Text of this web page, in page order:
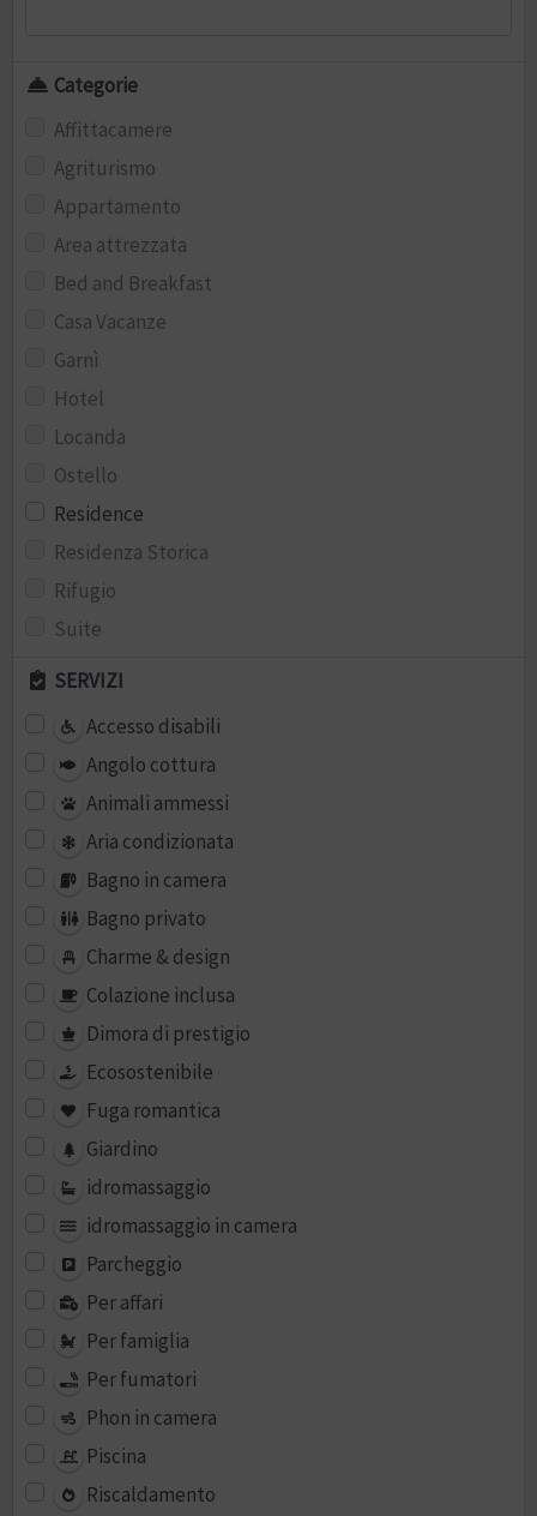
Categorie
Affittacamere
Agriturismo
Appartamento
Area attrezzata
Bed and Breakfast
Casa Vacanze
Garnì
Hotel
Locanda
Ostello
Residence
Residenza Storica
Rifugio
Suite
SERVIZI
Accesso disabili
Angolo cottura
Animali ammessi
Aria condizionata
Bagno in camera
Bagno privato
Charme & design
Colazione inclusa
Dimora di prestigio
Ecosostenibile
Fuga romantica
Giardino
idromassaggio
idromassaggio in camera
Parcheggio
Per affari
Per famiglia
Per fumatori
Phon in camera
Piscina
Riscaldamento